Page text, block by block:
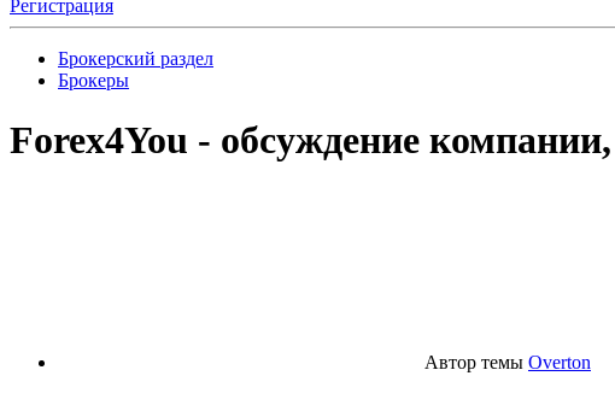
Регистрация
Брокерский раздел
Брокеры
Forex4You - обсуждение
Автор темы Overton